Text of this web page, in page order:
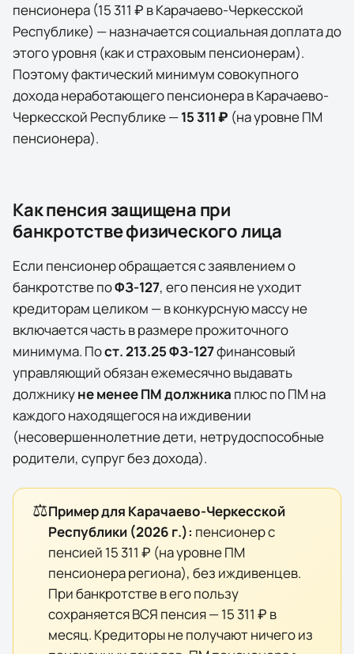
пенсионера (15 311 ₽ вКарачаево-Черкесской
Республике) — назначается социальная доплата до
этого уровня (как и страховым пенсионерам).
Поэтому фактический минимум совокупного
дохода неработающего пенсионера вКарачаево-
Черкесской Республике—15 311 ₽ (на уровне ПМ
пенсионера).
Как пенсия защищена при
банкротстве физического лица
Если пенсионер обращается с заявлением о
банкротстве поФЗ-127, его пенсия не уходит
кредиторам целиком — в конкурсную массу не
включается часть в размере прожиточного
минимума. Пост. 213.25 ФЗ-127финансовый
управляющий обязан ежемесячно выдавать
должникуне менее ПМ должника плюс по ПМ на
каждого находящегося на иждивении
(несовершеннолетние дети, нетрудоспособные
родители, супруг без дохода).
⚖️Пример для Карачаево-Черкесской
Республики (2026 г.): пенсионер с
пенсией 15 311 ₽ (на уровне ПМ
пенсионера региона), без иждивенцев.
При банкротстве в его пользу
сохраняется ВСЯ пенсия —15 311 ₽ в
месяц. Кредиторы не получают ничего из